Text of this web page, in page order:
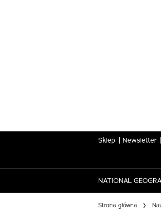
Sklep Newsletter
NATIONAL
Strona główna